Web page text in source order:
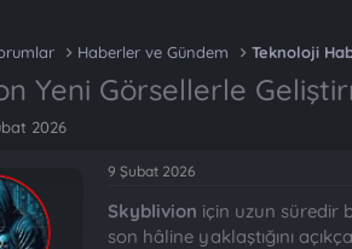
Haberler ve Gündem Teknoloji
Yeni Görsellerle
2026
9 Şubat 2026
Skyblivion için uzun süredir
son hâline yaklaştığını